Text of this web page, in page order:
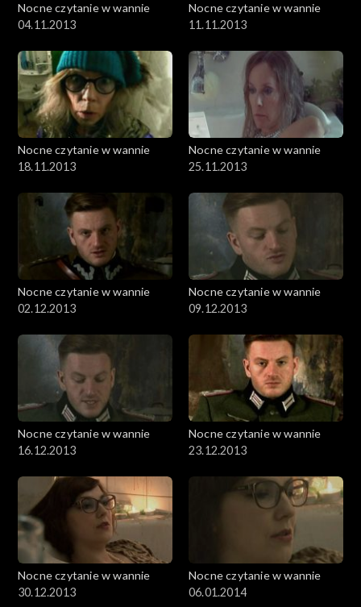
Nocne czytanie w wannie
04.11.2013
Nocne czytanie w wannie
11.11.2013
Nocne czytanie w wannie
18.11.2013
Nocne czytanie w wannie
25.11.2013
Nocne czytanie w wannie
02.12.2013
Nocne czytanie w wannie
09.12.2013
Nocne czytanie w wannie
16.12.2013
Nocne czytanie w wannie
23.12.2013
Nocne czytanie w wannie
30.12.2013
Nocne czytanie w wannie
06.01.2014